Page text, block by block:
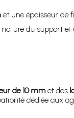
et une épaisseur de
du support et
de 10 mmet des
dédiée aux